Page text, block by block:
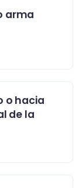
arma
o hacia
de la